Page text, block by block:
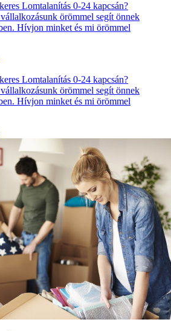
Lomtalanítás 0-24 kapcsán?
örömmel segít önnek
Hívjon minket és mi örömmel
Lomtalanítás 0-24 kapcsán?
örömmel segít önnek
Hívjon minket és mi örömmel